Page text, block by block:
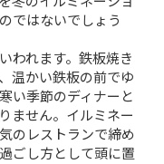
ではないでしょう
われます。鉄板焼き
温かい鉄板の前でゆ
い季節のディナーと
ません。イルミネー
のレストランで締め
ごし方として頭に置